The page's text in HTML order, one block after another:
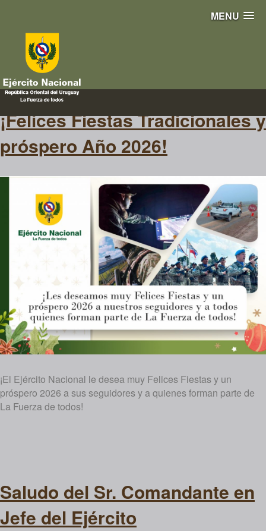
MENU
fiestas
¡Felices Fiestas Tradicionales y
próspero Año 2026!
¡El Ejército Nacional le desea muy Felices Fiestas y un
próspero 2026 a sus seguidores y a quienes forman parte de
La Fuerza de todos!
Saludo del Sr. Comandante en
Jefe del Ejército